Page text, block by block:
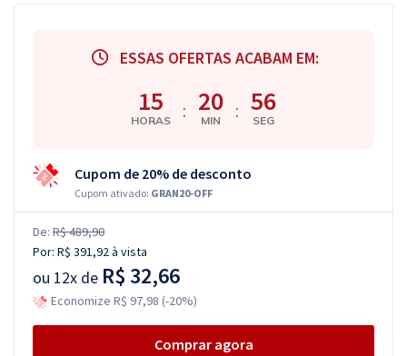
ESSAS OFERTAS ACABAM EM:
15
HORAS : 20
MIN : 56
SEG
Cupom de 20% de desconto
Cupom ativado: GRAN20-OFF
De: R$ 489,90
Por: R$ 391,92à vista
ou 12x de R$ 32,66
Economize R$ 97,98 (-20%)
Comprar agora